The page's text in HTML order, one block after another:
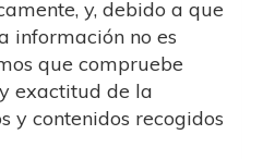
y, debido a que
información no es
que compruebe
exactitud de la
y contenidos recogidos